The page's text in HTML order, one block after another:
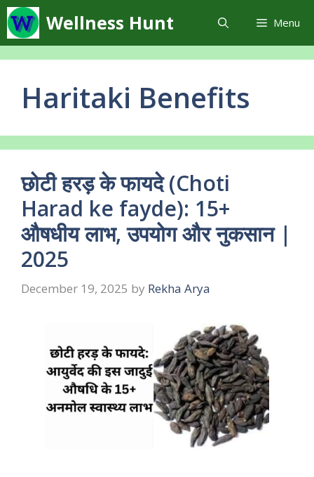
Skip
to
content
Wellness Hunt Menu
Haritaki Benefits
छोटी हरड़ के फायदे (Choti
Harad ke fayde): 15+
औषधीय लाभ, उपयोग और नुकसान |
2025
December 19, 2025 by Rekha Arya